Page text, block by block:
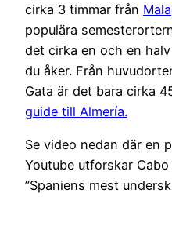
cirka 3 timmar från
populära
det cirka en och en
du åker. Från
Gata är det bara cirka
guide till Almería.
Se video nedan där en
Youtube utforskar
”Spaniens mest